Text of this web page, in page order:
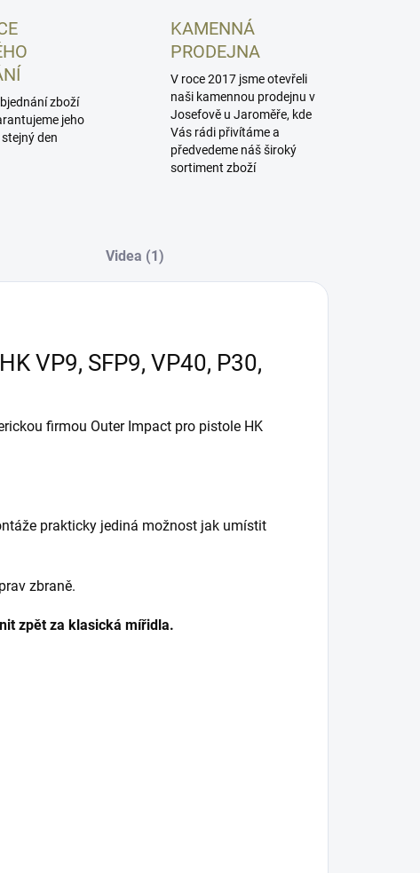
zboží
jeho
den
KAMENNÁ
PRODEJNA
V roce 2017 jsme otevřeli
naši kamennou prodejnu v
Josefově u Jaroměře, kde
Vás rádi přivítáme a
předvedeme náš široký
sortiment zboží
Videa (1)
VP9, SFP9, VP40, P30,
firmou Outer Impact pro pistole HK
prakticky jediná možnost jak umístit
zbraně.
zpět za klasická mířidla.